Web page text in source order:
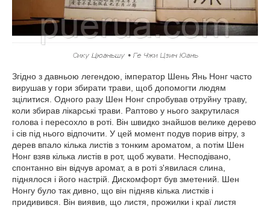
Згідно з давньою легендою, імператор Шень Янь Нонг часто
вирушав у гори збирати трави, щоб допомогти людям
зцілитися. Одного разу Шен Нонг спробував отруйну траву,
коли збирав лікарські трави. Раптово у нього закрутилася
голова і пересохло в роті. Він швидко знайшов велике дерево
і сів під нього відпочити. У цей момент подув порив вітру, з
дерев впало кілька листів з тонким ароматом, а потім Шен
Нонг взяв кілька листів в рот, щоб жувати. Несподівано,
спонтанно він відчув аромат, а в роті з'явилася слина,
піднялося і його настрій. Дискомфорт був зметений. Шен
Нонгу було так дивно, що він підняв кілька листків і
придивився. Він виявив, що листя, прожилки і краї листя